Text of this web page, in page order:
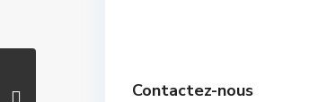
Contactez-nous